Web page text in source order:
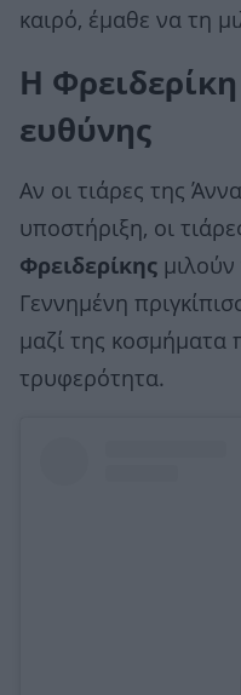
καιρό, έμαθε να τη
Η Φρειδερίκη
ευθύνης
Αν οι τιάρες της
υποστήριξη, οι
Φρειδερίκης
Γεννημένη
μαζί της κοσμήματα
τρυφερότητα.